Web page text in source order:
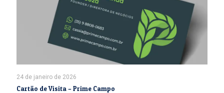
24 de janeiro de 2026
Cartão de Visita – Prime Campo